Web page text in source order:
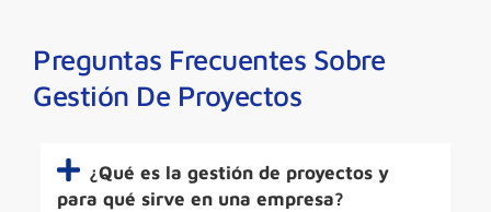
Preguntas Frecuentes Sobre
Gestión De Proyectos
¿Qué es la gestión de proyectos y
para qué sirve en una empresa?